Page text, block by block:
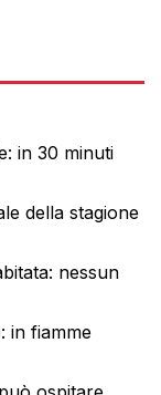
in 30 minuti
della stagione
nessun
in fiamme